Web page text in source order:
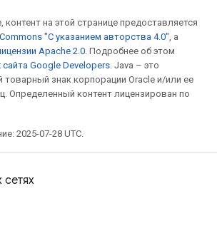
контент на этой странице предоставляется
"С указанием авторства 4.0", а
Apache 2.0. Подробнее об этом
сайта Google Developers. Java – это
товарный знак корпорации Oracle и/или ее
Определенный контент лицензирован по
2025-07-28 UTC.